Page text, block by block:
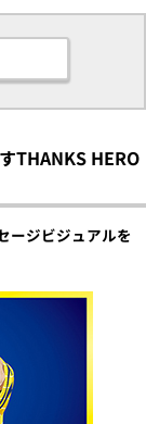
THANKS HERO
ージビジュアルを